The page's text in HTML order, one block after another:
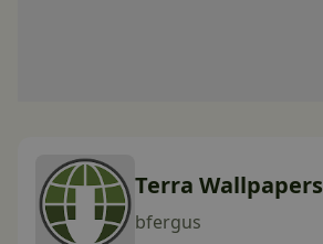
Terra Wallpapers
bfergus